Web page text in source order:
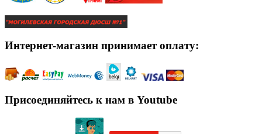
Интернет-магазин принимает оплату:
Присоединяйтесь к нам в Youtube